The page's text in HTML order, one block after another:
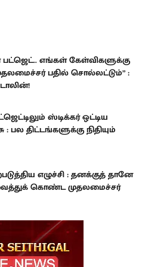
பட்ஜெட்.. எங்கள் கேள்விகளுக்கு
பதில் சொல்லட்டும்” :
ஸ்டிக்கர் ஒட்டிய
பல திட்டங்களுக்கு நிதியும்
எழுச்சி : தனக்குத் தானே
கொண்ட முதலமைச்சர்